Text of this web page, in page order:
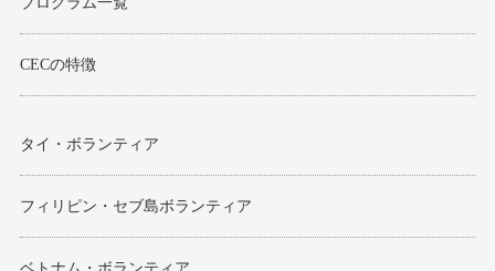
CECの特徴
タイ・ボランティア
フィリピン・セブ島ボランティア